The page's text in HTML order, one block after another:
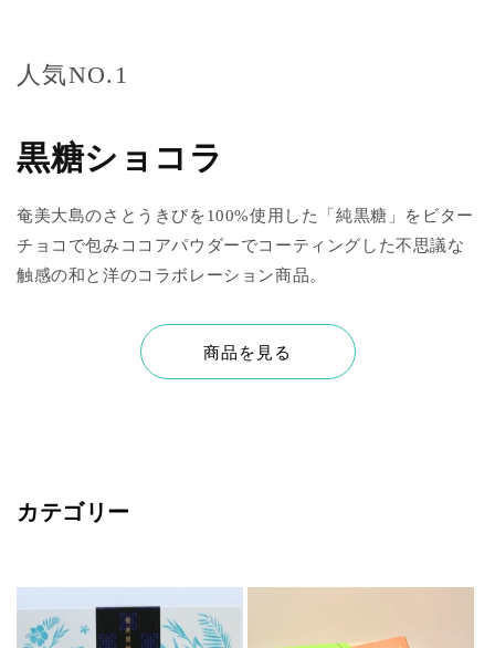
人気NO.1
黒糖ショコラ
奄美大島のさとうきびを100%使用した「純黒糖」をビター
チョコで包みココアパウダーでコーティングした不思議な
触感の和と洋のコラボレーション商品。
商品を見る
カテゴリー